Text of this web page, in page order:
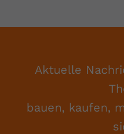
Aktuelle
bauen, kaufen,